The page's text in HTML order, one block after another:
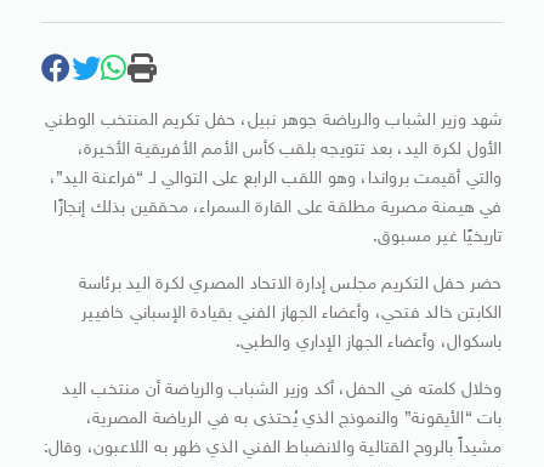
شهد وزير الشباب والرياضة جوهر نبيل، حفل تكريم المنتخب الوطني
الأول لكرة اليد، بعد تتويجه بلقب كأس الأمم الأفريقية الأخيرة،
والتي أقيمت برواندا، وهو اللقب الرابع على التوالي لـ “فراعنة اليد”،
في هيمنة مصرية مطلقة على القارة السمراء، محققين بذلك إنجازًا
تاريخيًا غير مسبوق.
حضر حفل التكريم مجلس إدارة الاتحاد المصري لكرة اليد برئاسة
الكابتن خالد فتحي، وأعضاء الجهاز الفني بقيادة الإسباني خافيير
باسكوال، وأعضاء الجهاز الإداري والطبي.
وخلال كلمته في الحفل، أكد وزير الشباب والرياضة أن منتخب اليد
بات “الأيقونة” والنموذج الذي يُحتذى به في الرياضة المصرية،
مشيداً بالروح القتالية والانضباط الفني الذي ظهر به اللاعبون، وقال: